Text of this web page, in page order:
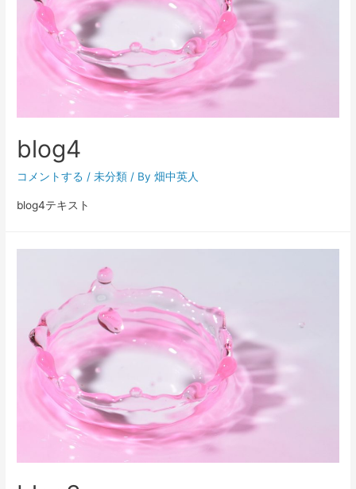
blog4
コメントする /未分類 / By畑中英人
blog4テキスト